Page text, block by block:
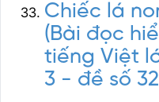
Chiếc lá
(Bài đọc
tiếng Việt
3 - đề số